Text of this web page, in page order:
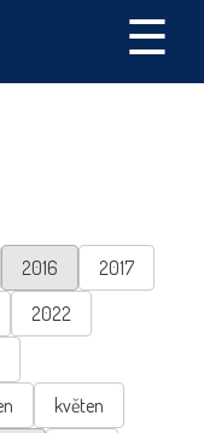
☰
2016
2017
2022
květen